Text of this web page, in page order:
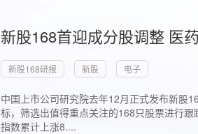
新股168首迎成分股调整 医
新股168研报 新股 电子
中国上市公司研究院去年12月正式发布新股
标，筛选出值得重点关注的168只股票进行
指数累计上涨8....